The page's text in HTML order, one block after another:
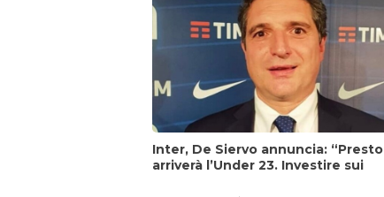
Inter, De Siervo annuncia: “Presto
arriverà l’Under 23. Investire sui